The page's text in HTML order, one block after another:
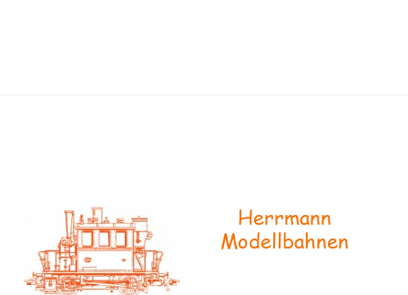
Herrmann
Modellbahnen